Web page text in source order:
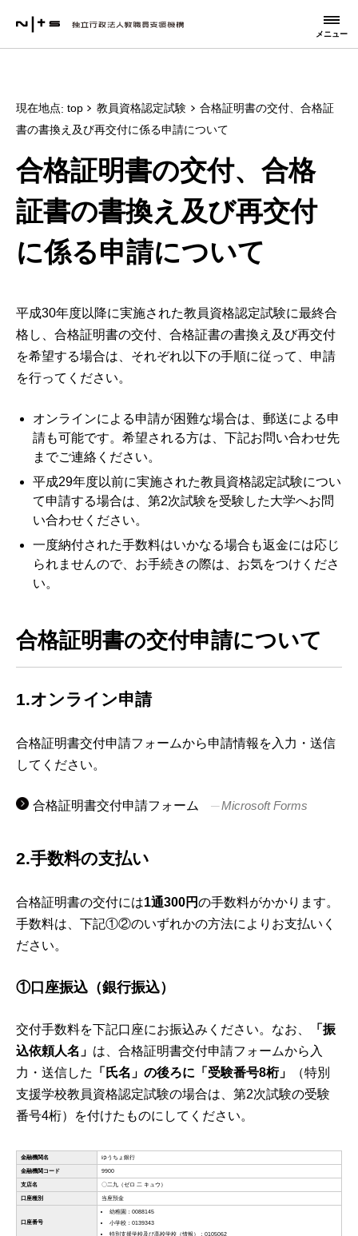
メニュー
現在地点 top 教員資格認定試験
合格証明書の交付、合格証
書の書換え及び再交付に係る申請について
合格証明書の交付、合格
証書の書換え及び再交付
に係る申請について
平成30年度以降に実施された教員資格認定試験に最終合
格し、合格証明書の交付、合格証書の書換え及び再交付
を希望する場合は、それぞれ以下の手順に従って、申請
を行ってください。
オンラインによる申請が困難な場合は、郵送による申
請も可能です。希望される方は、下記お問い合わせ先
までご連絡ください。
平成29年度以前に実施された教員資格認定試験につい
て申請する場合は、第2次試験を受験した大学へお問
い合わせください。
一度納付された手数料はいかなる場合も返金には応じ
られませんので、お手続きの際は、お気をつけくださ
い。
合格証明書の交付申請について
1.オンライン申請
合格証明書交付申請フォームから申請情報を入力・送信
してください。
合格証明書交付申請フォーム Microsoft Forms
2.手数料の支払い
合格証明書の交付には1通300円の手数料がかかります。
手数料は、下記①②のいずれかの方法によりお支払いく
ださい。
①口座振込（銀行振込）
交付手数料を下記口座にお振込みください。なお、
「振
込依頼人名」 は、合格証明書交付申請フォームから入
力・送信した
「氏名」の後ろに「受験番号8桁」
（特別
支援学校教員資格認定試験の場合は、第2次試験の受験
番号4桁）を付けたものにしてください。